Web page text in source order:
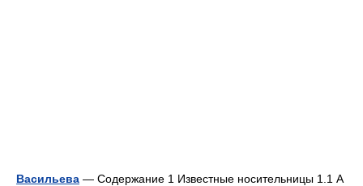
Васильева — Содержание 1 Известные носительницы 1.1 А